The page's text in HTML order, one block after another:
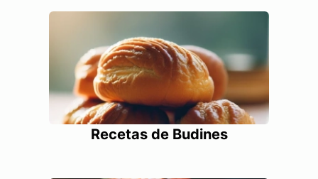
Recetas de Budines